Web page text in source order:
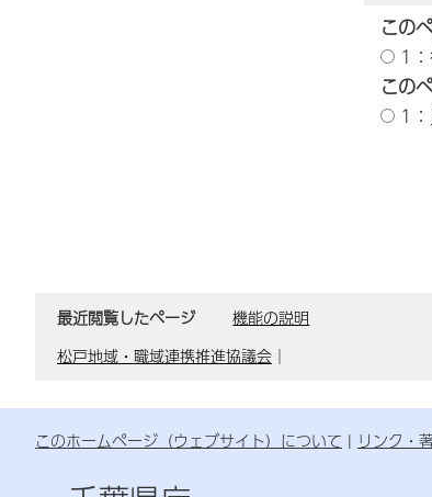
この
1
この
1
最近閲覧したページ
機能の説明
松戸地域・職域連携推進協議会 ｜
このホームページ（ウェブサイト）について リンク・